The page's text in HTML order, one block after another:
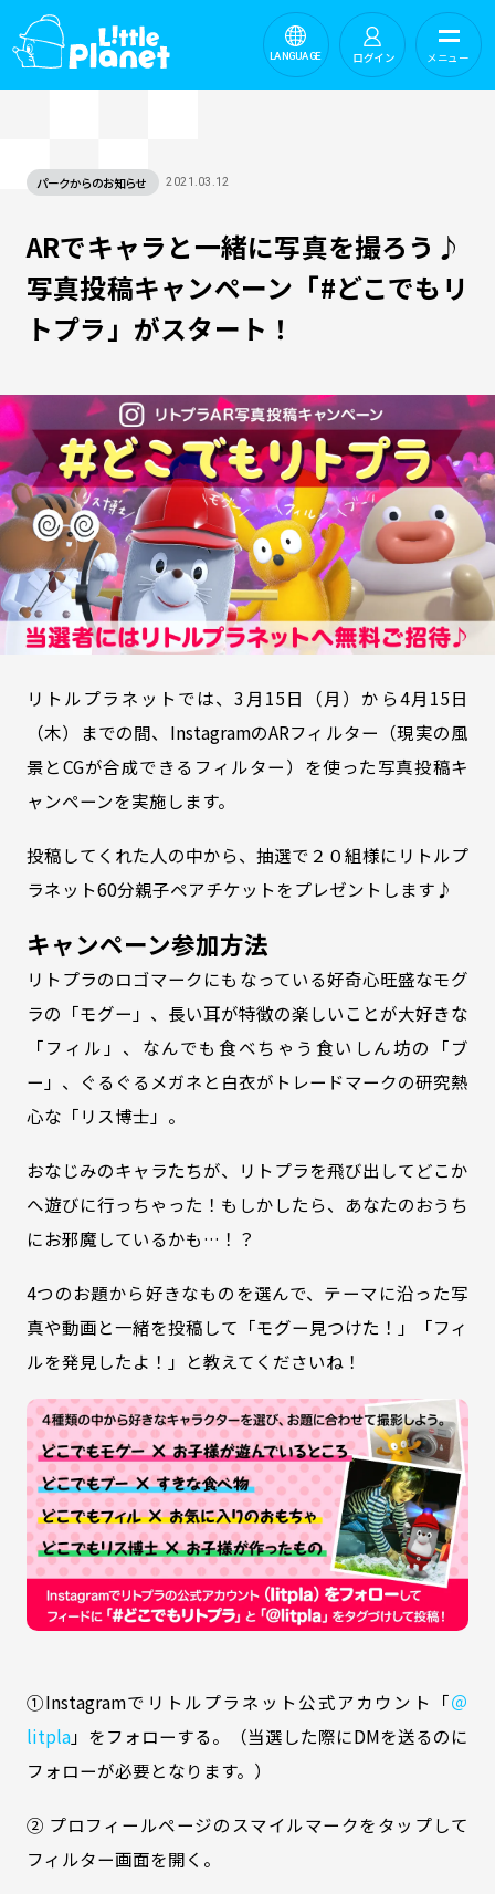
ログイン
LANGUAGE メニュー
パークからのお知らせ 2021.03.12
ARでキャラと一緒に写真を撮ろう♪
写真投稿キャンペーン「#どこでもリ
トプラ」がスタート！
リトルプラネットでは、3月15日（月）から4月15日
（木）までの間、InstagramのARフィルター（現実の風
景とCGが合成できるフィルター）を使った写真投稿キ
ャンペーンを実施します。
投稿してくれた人の中から、抽選で２０組様にリトルプ
ラネット60分親子ペアチケットをプレゼントします♪
キャンペーン参加方法
リトプラのロゴマークにもなっている好奇心旺盛なモグ
ラの「モグー」、長い耳が特徴の楽しいことが大好きな
「フィル」、なんでも食べちゃう食いしん坊の「ブ
ー」、ぐるぐるメガネと白衣がトレードマークの研究熱
心な「リス博士」。
おなじみのキャラたちが、リトプラを飛び出してどこか
へ遊びに行っちゃった！もしかしたら、あなたのおうち
にお邪魔しているかも…！？
4つのお題から好きなものを選んで、テーマに沿った写
真や動画と一緒を投稿して「モグー見つけた！」「フィ
ルを発見したよ！」と教えてくださいね！
①Instagramでリトルプラネット公式アカウント「＠
litpla」をフォローする。（当選した際にDMを送るのに
フォローが必要となります。）
② プロフィールページのスマイルマークをタップして
フィルター画面を開く。